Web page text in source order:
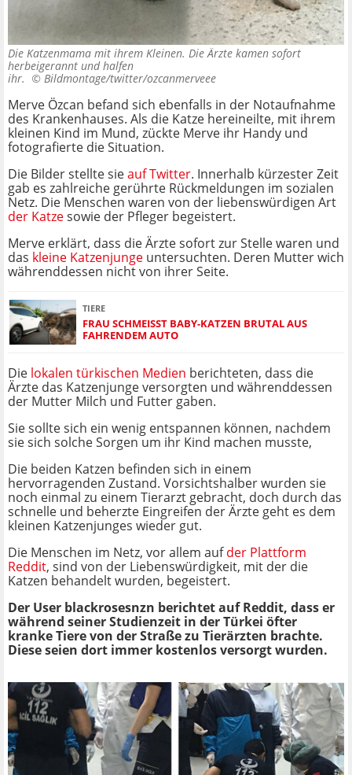
Die Katzenmama mit ihrem Kleinen. Die Ärzte kamen sofort
herbeigerannt und halfen
ihr. © Bildmontage/twitter/ozcanmerveee
Merve Özcan befand sich ebenfalls in der Notaufnahme
des Krankenhauses. Als die Katze hereineilte, mit ihrem
kleinen Kind im Mund, zückte Merve ihr Handy und
fotografierte die Situation.
Die Bilder stellte sieauf Twitter. Innerhalb kürzester Zeit
gab es zahlreiche gerührte Rückmeldungen im sozialen
Netz. Die Menschen waren von der liebenswürdigen Art
der Katzesowie der Pfleger begeistert.
Merve erklärt, dass die Ärzte sofort zur Stelle waren und
das kleine Katzenjunge untersuchten. Deren Mutter wich
währenddessen nicht von ihrer Seite.
TIERE
FRAU SCHMEISST BABY-KATZEN BRUTAL AUS F
AHRENDEM AUTO
Die lokalen türkischen Medien berichteten, dass die
Ärzte das Katzenjunge versorgten und währenddessen
der Mutter Milch und Futter gaben.
Sie sollte sich ein wenig entspannen können, nachdem
sie sich solche Sorgen um ihr Kind machen musste,
Die beiden Katzen befinden sich in einem
hervorragenden Zustand. Vorsichtshalber wurden sie
noch einmal zu einem Tierarzt gebracht, doch durch das
schnelle und beherzte Eingreifen der Ärzte geht es dem
kleinen Katzenjunges wieder gut.
Die Menschen im Netz, vor allem aufder Plattform
Reddit, sind von der Liebenswürdigkeit, mit der die
Katzen behandelt wurden, begeistert.
Der User blackrosesnzn berichtet auf Reddit, dass er
während seiner Studienzeit in der Türkei öfter
kranke Tiere von der Straße zu Tierärzten brachte.
Diese seien dort immer kostenlos versorgt wurden.